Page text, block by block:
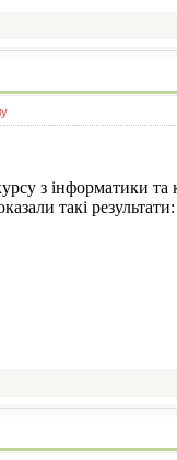
з інформатики та
такі результати: